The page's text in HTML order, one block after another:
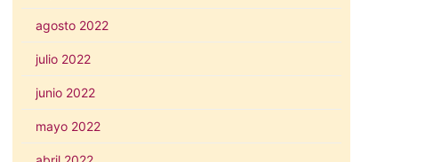
agosto 2022
julio 2022
junio 2022
mayo 2022